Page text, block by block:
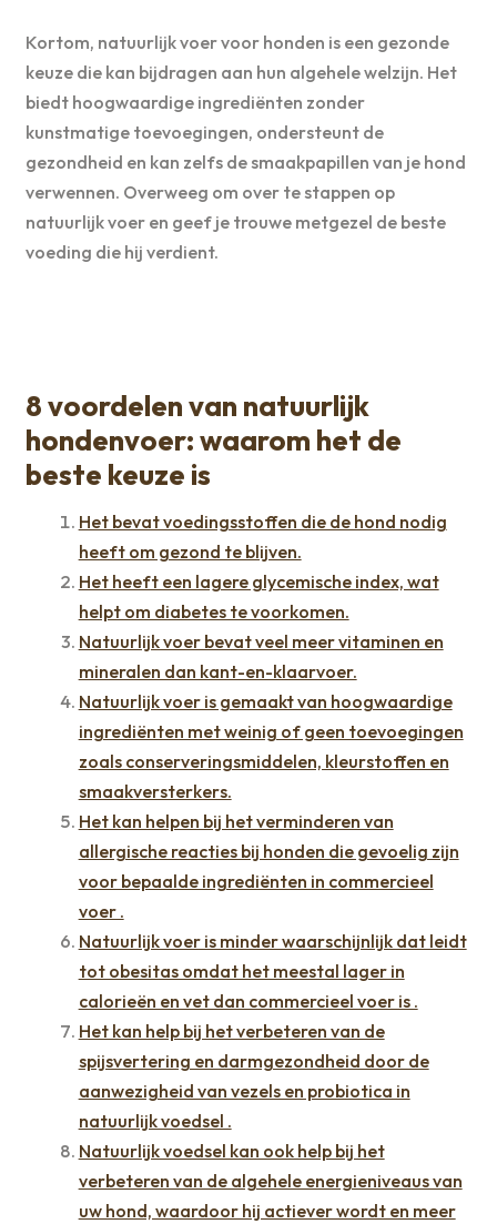
Kortom, natuurlijk voer voor honden is een gezonde
keuze die kan bijdragen aan hun algehele welzijn. Het
biedt hoogwaardige ingrediënten zonder
kunstmatige toevoegingen, ondersteunt de
gezondheid en kan zelfs de smaakpapillen van je hond
verwennen. Overweeg om over te stappen op
natuurlijk voer en geef je trouwe metgezel de beste
voeding die hij verdient.
8 voordelen van natuurlijk
hondenvoer: waarom het de
beste keuze is
Het bevat voedingsstoffen die de hond nodig
heeft om gezond te blijven.
Het heeft een lagere glycemische index, wat
helpt om diabetes te voorkomen.
Natuurlijk voer bevat veel meer vitaminen en
mineralen dan kant-en-klaarvoer.
Natuurlijk voer is gemaakt van hoogwaardige
ingrediënten met weinig of geen toevoegingen
zoals conserveringsmiddelen, kleurstoffen en
smaakversterkers.
Het kan helpen bij het verminderen van
allergische reacties bij honden die gevoelig zijn
voor bepaalde ingrediënten in commercieel
voer .
Natuurlijk voer is minder waarschijnlijk dat leidt
tot obesitas omdat het meestal lager in
calorieën en vet dan commercieel voer is .
Het kan help bij het verbeteren van de
spijsvertering en darmgezondheid door de
aanwezigheid van vezels en probiotica in
natuurlijk voedsel .
Natuurlijk voedsel kan ook help bij het
verbeteren van de algehele energieniveaus van
uw hond, waardoor hij actiever wordt en meer